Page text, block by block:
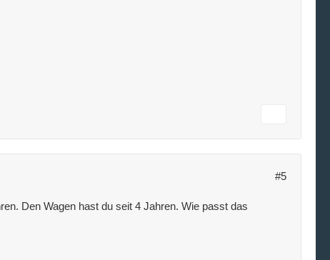
#5
Den Wagen hast du seit 4 Jahren. Wie passt das